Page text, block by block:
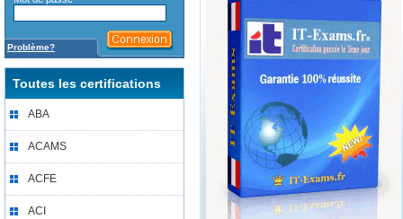
Problème?
Toutes les certifications
ABA
ACAMS
ACFE
ACI